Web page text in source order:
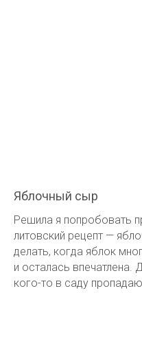
Яблочный сыр
Решила я попробовать
литовский рецепт —
делать, когда яблок
и осталась впечатлена.
кого-то в саду